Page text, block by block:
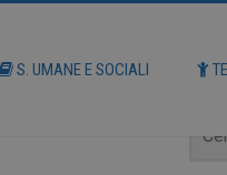
S. UMANE E SOCIALI